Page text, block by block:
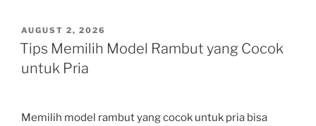
POSTED
ON
AUGUST 2, 2026
Tips Memilih Model Rambut yang Cocok
untuk Pria
Memilih model rambut yang cocok untuk pria bisa